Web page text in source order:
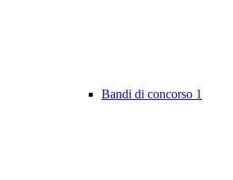
Bandi di concorso 1